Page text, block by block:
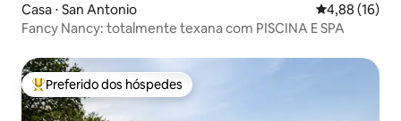
Casa ⋅ San Antonio 4,88 de uma
4,88 (16)
Fancy Nancy: totalmente texana com PISCINA E SPA
Entre os melhores preferidos dos hóspedes
Preferido dos hóspedes